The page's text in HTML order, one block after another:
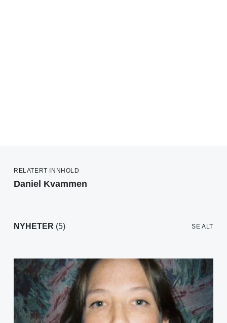
RELATERT INNHOLD
Daniel Kvammen
NYHETER (5) SE ALT